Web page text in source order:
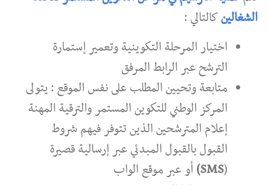
الشغالينكالتالي :
اختيار المرحلة التكوينية وتعمير إستمارة
الترشح عبر الرابط المرفق
متابعة وتحيين المطلب على نفس الموقع : يتولى
المركز الوطني للتكوين المستمر والترقية المهنة
إعلام المترشحين الذين تتوفر فيهم شروط
القبول بالقبول المبدئي عبر إرسالية قصيرة
(
SMS) أو عبر موقع الواب